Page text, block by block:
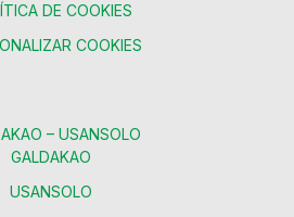
DE COOKIES
COOKIES
– USANSOLO
GALDAKAO
USANSOLO